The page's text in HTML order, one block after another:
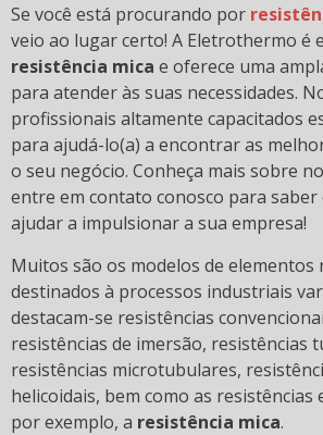
Se você está procurando por
veio ao lugar certo! A Eletrothermo é
resistência mica e oferece uma
para atender às suas necessidades.
profissionais altamente capacitados
para ajudá-lo(a) a encontrar as
o seu negócio. Conheça mais sobre
entre em contato conosco para saber
ajudar a impulsionar a sua empresa!
Muitos são os modelos de elementos
destinados à processos industriais
destacam-se resistências
resistências de imersão, resistências
resistências microtubulares,
helicoidais, bem como as resistências
por exemplo, a resistência mica.